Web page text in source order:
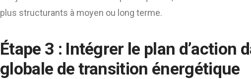
plus structurants à moyen ou long terme.
Étape 3 : Intégrer le plan d’action
globale de transition énergétique